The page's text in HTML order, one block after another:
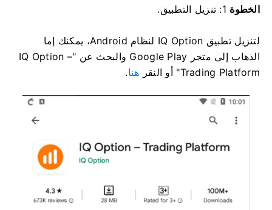
الخطوة
لتنزيل تطبيق IQ Option لنظام Android، يمكنك إما
الذهاب إلى متجر Google Play والبحث عن "IQ Option –
Trading Platform" أو النقر
هنا.